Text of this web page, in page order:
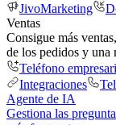
JivoMarketing
Ventas
Consigue más
de los pedidos y una
Teléfono
Integraciones
Agente de IA
Gestiona las